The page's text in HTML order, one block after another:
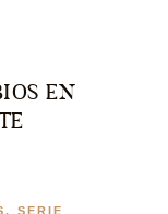
EN
, SERIE